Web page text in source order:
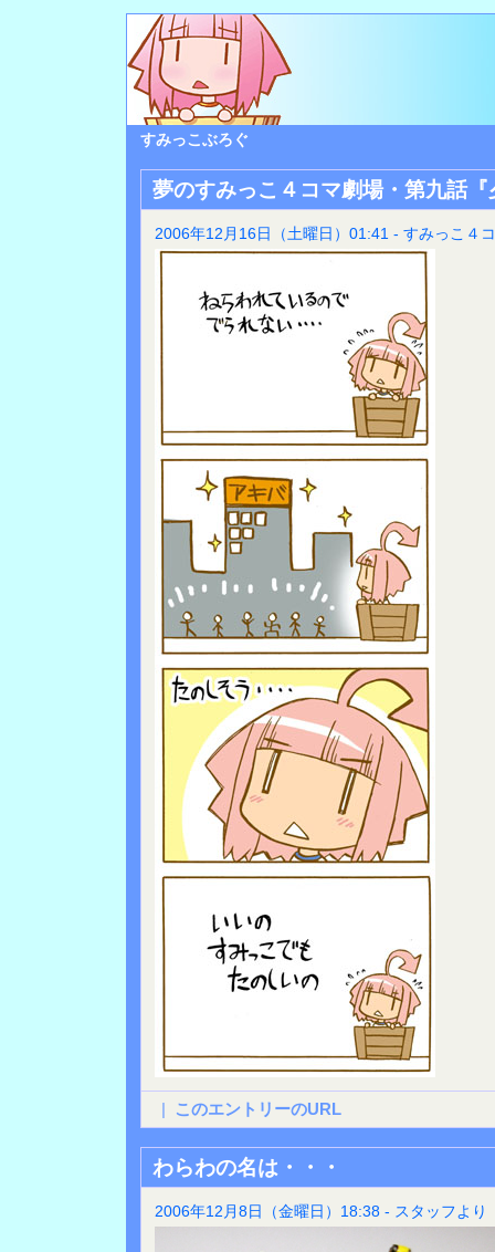
すみっこぶろぐ
夢のすみっこ４コマ劇場・第九話
2006年12月16日（土曜日）01:41 - すみっこ４
| このエントリーのURL
わらわの名は・・・
2006年12月8日（金曜日）18:38 - スタッフより